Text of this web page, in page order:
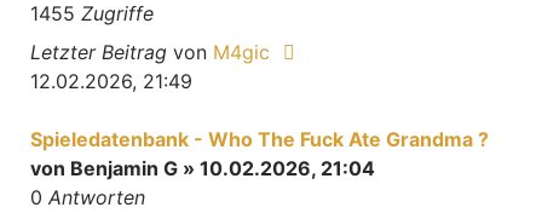
1455 Zugriffe
Letzter Beitrag von M4gic
12.02.2026, 21:49
Spieledatenbank - Who The Fuck Ate Grandma ?
von Benjamin G » 10.02.2026, 21:04
0 Antworten